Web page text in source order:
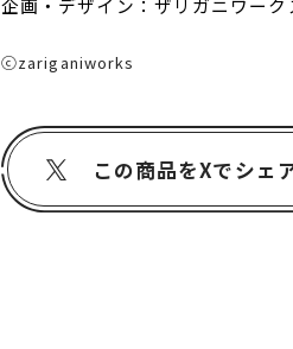
企画・デザイン：ザリガニワーク
ⓒzariganiworks
この商品をXでシェ